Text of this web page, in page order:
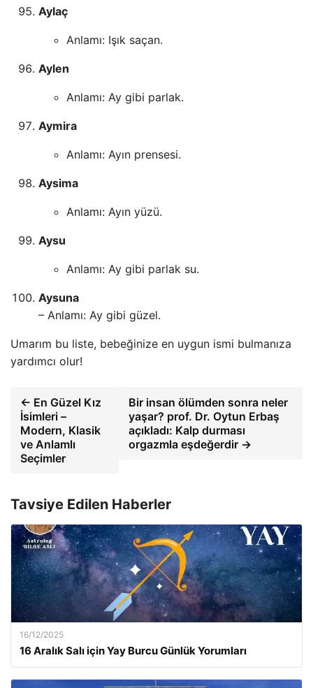
Aylaç
Anlamı: Işık saçan.
Aylen
Anlamı: Ay gibi parlak.
Aymira
Anlamı: Ayın prensesi.
Aysima
Anlamı: Ayın yüzü.
Aysu
Anlamı: Ay gibi parlak su.
Aysuna
– Anlamı: Ay gibi güzel.
Umarım bu liste, bebeğinize en uygun ismi bulmanıza
yardımcı olur!
← En Güzel Kız
İsimleri –
Modern, Klasik
ve Anlamlı
Seçimler
Bir insan ölümden sonra neler
yaşar? prof. Dr. Oytun Erbaş
açıkladı: Kalp durması
orgazmla eşdeğerdir →
Tavsiye Edilen Haberler
16/12/2025
16 Aralık Salı için Yay Burcu Günlük Yorumları